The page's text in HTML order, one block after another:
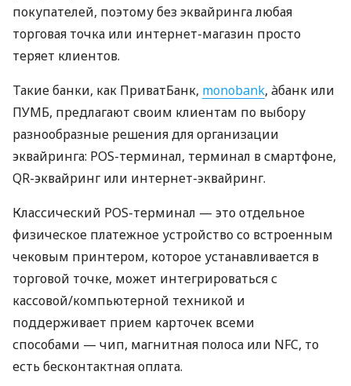
покупателей, поэтому без эквайринга любая
торговая точка или интернет-магазин просто
теряет клиентов.
Такие банки, как ПриватБанк, monobank, àбанк или
ПУМБ, предлагают своим клиентам по выбору
разнообразные решения для организации
эквайринга: POS-терминал, терминал в смартфоне,
QR-эквайринг или интернет-эквайринг.
Классический POS-терминал — это отдельное
физическое платежное устройство со встроенным
чековым принтером, которое устанавливается в
торговой точке, может интегрироваться с
кассовой/компьютерной техникой и
поддерживает прием карточек всеми
способами — чип, магнитная полоса или NFC, то
есть бесконтактная оплата.